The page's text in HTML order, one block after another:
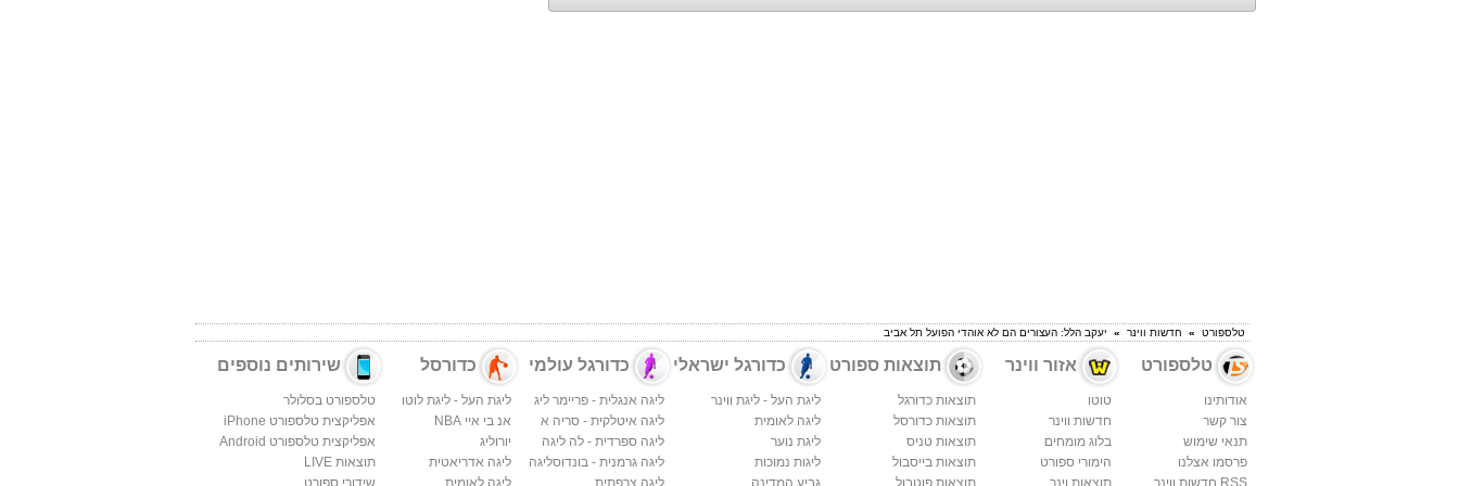
טלספורט » חדשות ווינר » יעקב הלל: העצורים הם לא אוהדי הפועל תל אביב
טלספורט
אודותינו
צור קשר
תנאי שימוש
פרסמו אצלנו
RSS חדשות ווינר
אזור ווינר
טוטו
חדשות ווינר
בלוג מומחים
הימורי ספורט
תוצאות וינר
תוצאות ספורט
תוצאות כדורגל
תוצאות כדורסל
תוצאות טניס
תוצאות בייסבול
תוצאות פוטבול
כדורגל ישראלי
ליגת העל - ליגת ווינר
ליגה לאומית
ליגת נוער
ליגות נמוכות
גביע המדינה
כדורגל עולמי
ליגה אנגלית - פריימר ליג
ליגה איטלקית - סריה א
ליגה ספרדית - לה ליגה
ליגה גרמנית - בונדוסליגה
ליגה צרפתית
כדורסל
ליגת העל - ליגת לוטו
אנ בי איי NBA
יורוליג
ליגה אדריאטית
ליגה לאומית
שירותים נוספים
טלספורט בסלולר
אפליקצית טלספורט iPhone
אפליקצית טלספורט Android
תוצאות LIVE
שידורי ספורט